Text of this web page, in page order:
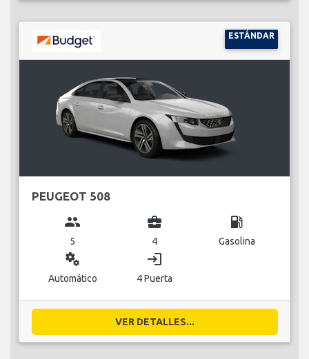
ESTÁNDAR
PEUGEOT 508
group
5
business_center
4
local_gas_station
Gasolina
miscellaneous_services
Automático
login
4 Puerta
VER DETALLES...